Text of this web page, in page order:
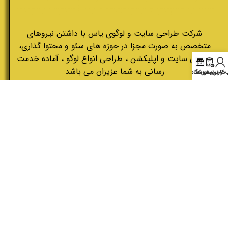
شرکت طراحی سایت و لوگوی یاس با داشتن نیروهای
متخصص به صورت مجزا در حوزه های سئو و محتوا گذاری،
طراحی سایت و اپلیکشن ، طراحی انواع لوگو ، آماده خدمت
رسانی به شما عزیزان می باشد
کاربری من
درخواست ها
فروشگاه